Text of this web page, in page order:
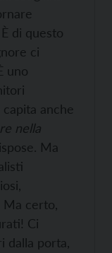
di questo
ci
uno
anche
nella
Ma
certo,
Ci
dalla porta,